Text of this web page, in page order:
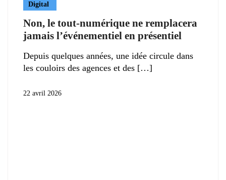
Digital
Non, le tout-numérique ne remplacera
jamais l’événementiel en présentiel
Depuis quelques années, une idée circule dans
les couloirs des agences et des
22 avril 2026